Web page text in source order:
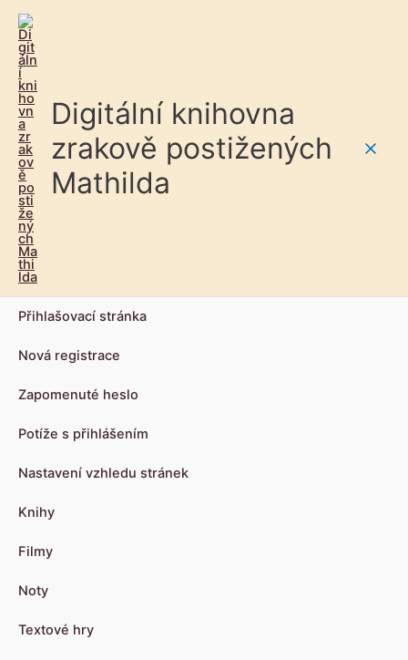
Digitální knihovna
zrakově postižených
Mathilda
Přihlašovací stránka
Nová registrace
Zapomenuté heslo
Potíže s přihlášením
Nastavení vzhledu stránek
Knihy
Filmy
Noty
Textové hry